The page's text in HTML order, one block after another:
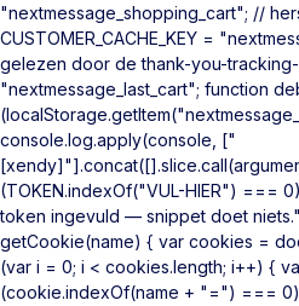
"nextmessage_shopping_cart"; //
CUSTOMER_CACHE_KEY =
gelezen door de thank-you-tracking-
"nextmessage_last_cart"; function
console.log.apply(console, ["
(TOKEN.indexOf("VUL-HIER") ===
token ingevuld — snippet doet
getCookie(name) { var cookies =
(var i = 0; i < cookies.length; i++) {
(cookie.indexOf(name + "=") ===